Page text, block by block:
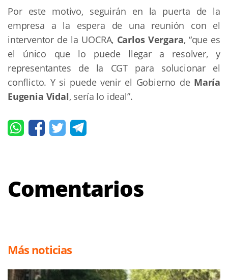
Por este motivo, seguirán en la puerta de la
empresa a la espera de una reunión con el
interventor de la UOCRA, Carlos Vergara, “que es
el único que lo puede llegar a resolver, y
representantes de la CGT para solucionar el
conflicto. Y si puede venir el Gobierno de María
Eugenia Vidal, sería lo ideal”.
Comentarios
Más noticias